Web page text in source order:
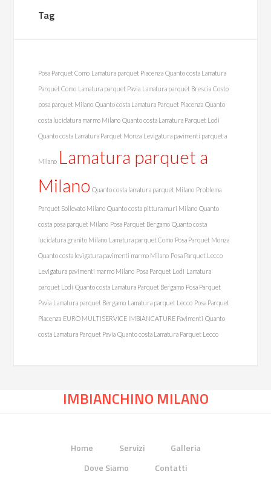
Tag
Posa Parquet Como Lamatura parquet Piacenza Quanto costa Lamatura
Parquet Como Lamatura parquet Pavia Lamatura parquet Brescia Costo
posa parquet Milano Quanto costa Lamatura Parquet Piacenza Quanto
costa lucidatura marmo Milano Quanto costa Lamatura Parquet Lodi
Quanto costa Lamatura Parquet Monza Levigatura pavimenti parquet a
Milano Lamatura parquet a
Milano Quanto costa lamatura parquet Milano Problema
Parquet Sollevato Milano Quanto costa pittura muri Milano Quanto
costa posa parquet Milano Posa Parquet Bergamo Quanto costa
lucidatura granito Milano Lamatura parquet Como Posa Parquet Monza
Quanto costa levigatura pavimenti marmo Milano Posa Parquet Lecco
Levigatura pavimenti marmo Milano Posa Parquet Lodi Lamatura
parquet Lodi Quanto costa Lamatura Parquet Bergamo Posa Parquet
Pavia Lamatura parquet Bergamo Lamatura parquet Lecco Posa Parquet
Piacenza EURO MULTISERVICE IMBIANCATURE Pavimenti Quanto
costa Lamatura Parquet Pavia Quanto costa Lamatura Parquet Lecco
IMBIANCHINO MILANO
Home Servizi
Galleria
Dove Siamo
Contatti